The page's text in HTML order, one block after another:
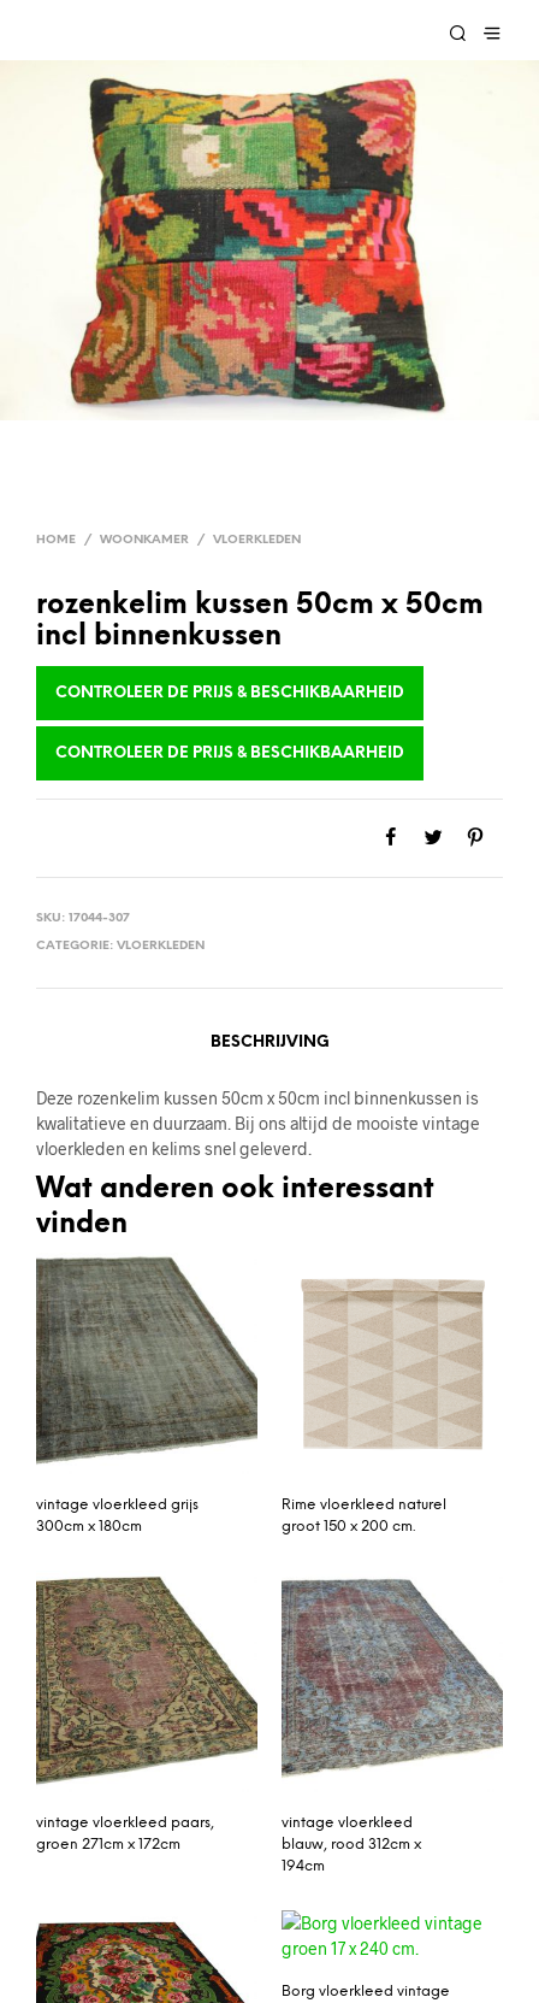
HOME / WOONKAMER / VLOERKLEDEN
rozenkelim kussen 50cm x 50cm
incl binnenkussen
CONTROLEER DE PRIJS & BESCHIKBAARHEID
CONTROLEER DE PRIJS & BESCHIKBAARHEID
SKU: 17044-307
CATEGORIE: VLOERKLEDEN
BESCHRIJVING
Deze rozenkelim kussen 50cm x 50cm incl binnenkussen is
kwalitatieve en duurzaam. Bij ons altijd de mooiste vintage
vloerkleden en kelims snel geleverd.
Wat anderen ook interessant
vinden
vintage vloerkleed grijs
300cm x 180cm
Rime vloerkleed naturel
groot 150 x 200 cm.
vintage vloerkleed paars,
groen 271cm x 172cm
vintage vloerkleed
blauw, rood 312cm x
194cm
Borg vloerkleed vintage